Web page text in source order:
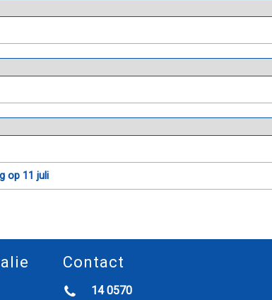
op 11 juli
Contact
14 0570